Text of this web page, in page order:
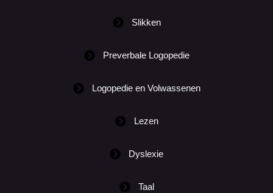
Slikken
Preverbale Logopedie
Logopedie en Volwassenen
Lezen
Dyslexie
Taal